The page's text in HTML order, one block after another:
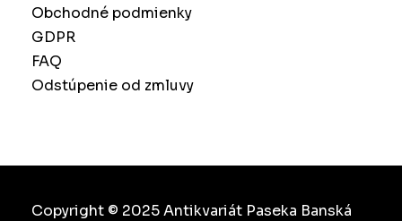
Obchodné podmienky
GDPR
FAQ
Odstúpenie od zmluvy
Copyright © 2025 Antikvariát Paseka Banská